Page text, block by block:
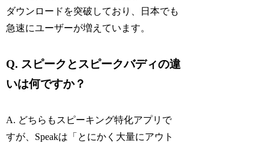
ダウンロードを突破しており、日本でも
急速にユーザーが増えています。
Q. スピークとスピークバディの違
いは何ですか？
A. どちらもスピーキング特化アプリで
すが、Speakは「とにかく大量にアウト